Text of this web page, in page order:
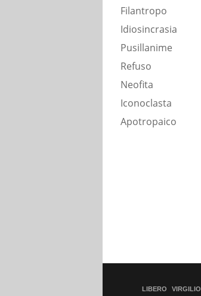
Filantropo
Idiosincrasia
Pusillanime
Refuso
Neofita
Iconoclasta
Apotropaico
LIBERO VIRGILIO